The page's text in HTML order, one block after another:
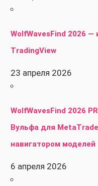
WolfWavesFind 2026
TradingView
23 апреля 2026
WolfWavesFind 2026
Вульфа для
навигатором моделей
6 апреля 2026